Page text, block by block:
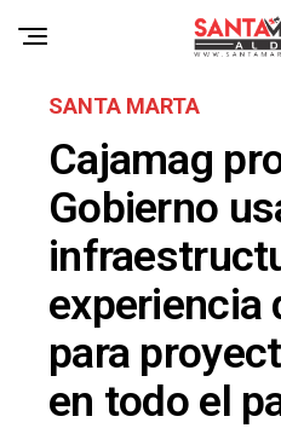
SANTA MARTA
Cajamag
Gobierno
experiencia
para
en todo el